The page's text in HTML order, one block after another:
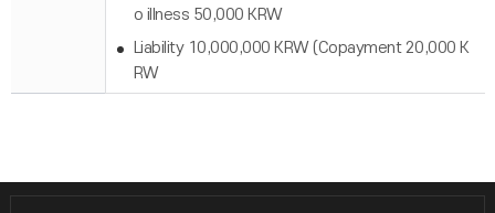
o illness 50,000 KRW
Liability 10,000,000 KRW (Copayment 20,000 K
RW